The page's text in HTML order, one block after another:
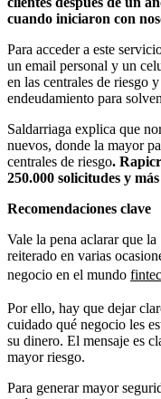
cuando iniciaron con
Para acceder a este
un email personal y un
en las centrales de riesgo
endeudamiento para
Saldarriaga explica que
nuevos, donde la mayor
centrales de riesgo.
250.000 solicitudes y
Recomendaciones clave
Vale la pena aclarar que
reiterado en varias
negocio en el mundo
Por ello, hay que dejar
cuidado qué negocio les
su dinero. El mensaje es
mayor riesgo.
Para generar mayor